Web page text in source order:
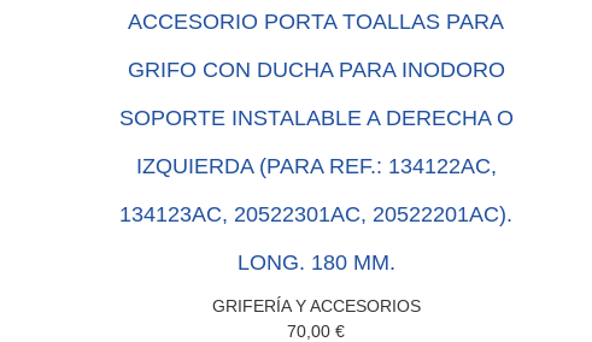
ACCESORIO PORTA TOALLAS PARA
GRIFO CON DUCHA PARA INODORO
SOPORTE INSTALABLE A DERECHA O
IZQUIERDA (PARA REF.: 134122AC,
134123AC, 20522301AC, 20522201AC).
LONG. 180 MM.
GRIFERÍA Y ACCESORIOS
70,00€